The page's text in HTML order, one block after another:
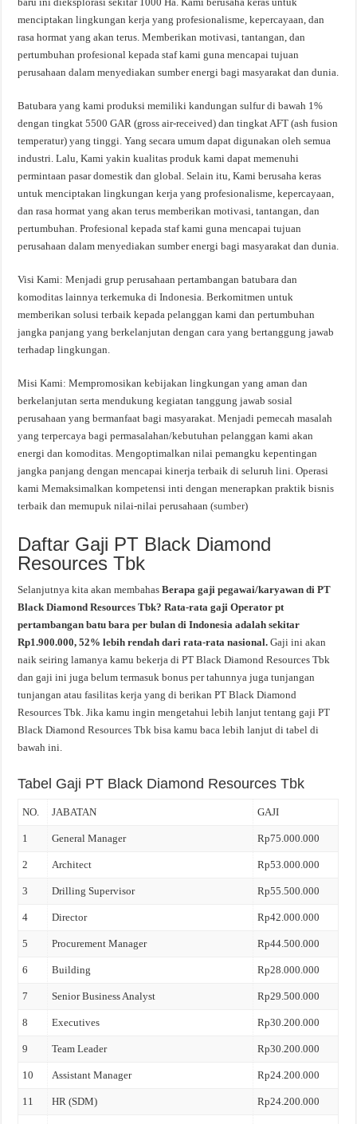
menciptakan lingkungan kerja yang profesionalisme, kepercayaan, dan
rasa hormat yang akan terus. Memberikan motivasi, tantangan, dan
pertumbuhan profesional kepada staf kami guna mencapai tujuan
perusahaan dalam menyediakan sumber energi bagi masyarakat dan dunia.
Batubara yang kami produksi memiliki kandungan sulfur di bawah 1%
dengan tingkat 5500 GAR (gross air-received) dan tingkat AFT (ash fusion
temperatur) yang tinggi. Yang secara umum dapat digunakan oleh semua
industri. Lalu, Kami yakin kualitas produk kami dapat memenuhi
permintaan pasar domestik dan global. Selain itu, Kami berusaha keras
untuk menciptakan lingkungan kerja yang profesionalisme, kepercayaan,
dan rasa hormat yang akan terus memberikan motivasi, tantangan, dan
pertumbuhan. Profesional kepada staf kami guna mencapai tujuan
perusahaan dalam menyediakan sumber energi bagi masyarakat dan dunia.
Visi Kami: Menjadi grup perusahaan pertambangan batubara dan
komoditas lainnya terkemuka di Indonesia. Berkomitmen untuk
memberikan solusi terbaik kepada pelanggan kami dan pertumbuhan
jangka panjang yang berkelanjutan dengan cara yang bertanggung jawab
terhadap lingkungan.
Misi Kami: Mempromosikan kebijakan lingkungan yang aman dan
berkelanjutan serta mendukung kegiatan tanggung jawab sosial
perusahaan yang bermanfaat bagi masyarakat. Menjadi pemecah masalah
yang terpercaya bagi permasalahan/kebutuhan pelanggan kami akan
energi dan komoditas. Mengoptimalkan nilai pemangku kepentingan
jangka panjang dengan mencapai kinerja terbaik di seluruh lini. Operasi
kami Memaksimalkan kompetensi inti dengan menerapkan praktik bisnis
terbaik dan memupuk nilai-nilai perusahaan (sumber)
Daftar Gaji PT Black Diamond
Resources Tbk
Selanjutnya kita akan membahasBerapa gaji pegawai/karyawan di PT
Black Diamond Resources Tbk? Rata-rata gaji Operator pt
pertambangan batu bara per bulan di Indonesia adalah sekitar
Rp1.900.000, 52% lebih rendah dari rata-rata nasional.Gaji ini akan
naik seiring lamanya kamu bekerja di PT Black Diamond Resources Tbk
dan gaji ini juga belum termasuk bonus per tahunnya juga tunjangan
tunjangan atau fasilitas kerja yang di berikan PT Black Diamond
Resources Tbk. Jika kamu ingin mengetahui lebih lanjut tentang gaji PT
Black Diamond Resources Tbk bisa kamu baca lebih lanjut di tabel di
bawah ini.
Tabel Gaji PT Black Diamond Resources Tbk
NO. JABATAN GAJI
1 General Manager Rp75.000.000
2 Architect Rp53.000.000
3 Drilling Supervisor Rp55.500.000
4 Director Rp42.000.000
5 Procurement Manager Rp44.500.000
6 Building Rp28.000.000
7 Senior Business Analyst Rp29.500.000
8 Executives Rp30.200.000
9 Team Leader Rp30.200.000
10 Assistant Manager Rp24.200.000
11 HR (SDM) Rp24.200.000